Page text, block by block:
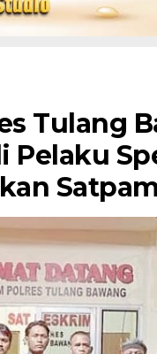
Tulang
Pelaku